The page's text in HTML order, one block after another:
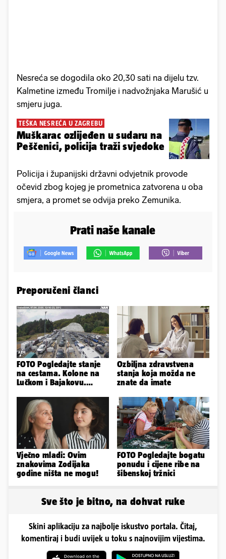
Nesreća se dogodila oko 20,30 sati na dijelu tzv.
Kalmetine između Tromilje i nadvožnjaka Marušić u
smjeru juga.
TEŠKA NESREĆA U ZAGREBU
Muškarac ozlijeđen u sudaru na
Peščenici, policija traži svjedoke
Policija i županijski državni odvjetnik provode
očevid zbog kojeg je prometnica zatvorena u oba
smjera, a promet se odvija preko Zemunika.
Prati naše kanale
Preporučeni članci
FOTO Pogledajte stanje
na cestama. Kolone na
Lučkom i Bajakovu.
Ozbiljna zdravstvena
stanja koja možda ne
znate da imate
Vječno mladi: Ovim
znakovima Zodijaka
godine ništa ne mogu!
FOTO Pogledajte bogatu
ponudu i cijene ribe na
šibenskoj tržnici
Sve što je bitno, na dohvat ruke
Skini aplikaciju za najbolje iskustvo portala. Čitaj,
komentiraj i budi uvijek u toku s najnovijim vijestima.